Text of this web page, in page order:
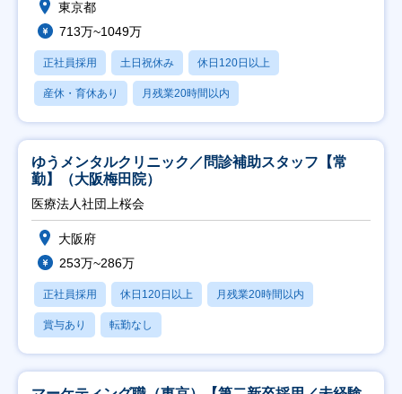
東京都
713万~1049万
正社員採用 土日祝休み 休日120日以上
産休・育休あり 月残業20時間以内
ゆうメンタルクリニック／問診補助スタッフ【常
勤】（大阪梅田院）
医療法人社団上桜会
大阪府
253万~286万
正社員採用 休日120日以上 月残業20時間以内
賞与あり 転勤なし